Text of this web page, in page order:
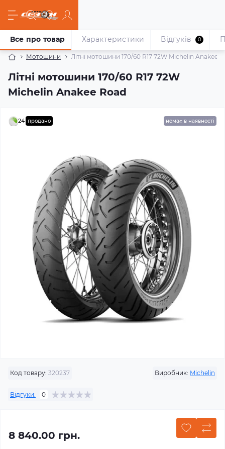
Мотошини Літні мотошини 170/60 R17 72W Michelin Anakee
Літні мотошини 170/60 R17 72W
Michelin Anakee Road
Все про товар Характеристики Відгуків 0
24 продано немає в наявності
Код товару: 320237 Виробник: Michelin
Відгуки: 0
8 840.00 грн.